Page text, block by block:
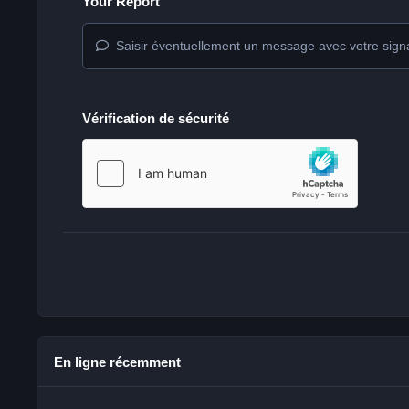
Saisir éventuellement un message avec votre
Vérification de sécurité
En ligne récemment